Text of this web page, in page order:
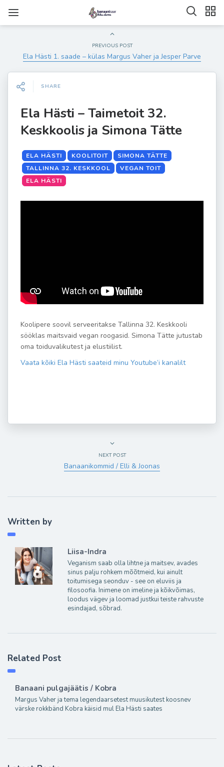
PREVIOUS POST
Ela Hästi 1. saade – külas Margus Vaher ja Jesper Parve
SHARE
Ela Hästi – Taimetoit 32.
Keskkoolis ja Simona Tätte
ELA HÄSTI KOOLITOIT
SIMONA TÄTTE
TALLINNA 32. KESKKOOL
VEGAN TOIT
ELA HÄSTI
Koolipere soovil serveeritakse Tallinna 32. Keskkooli
sööklas maitsvaid vegan roogasid. Simona Tätte jutustab
oma toiduvalikutest ja elustiilist.
Vaata kõiki Ela Hästi saateid minu Youtube’i kanalilt
NEXT POST
Banaanikommid / Elli & Joonas
Written by
Liisa-Indra
Veganism saab olla lihtne ja maitsev, avades
sinus palju rohkem mõõtmeid, kui ainult
toitumisega seonduv - see on eluviis ja
filosoofia. Inimene on imeline ja kõikvõimas,
loodus vägev ja loomad justkui teiste rahvuste
esindajad, sõbrad.
Related Post
Banaani pulgajäätis / Kobra
Margus Vaher ja tema legendaarsetest muusikutest koosnev
värske rokkbänd Kobra käisid mul Ela Hästi saates